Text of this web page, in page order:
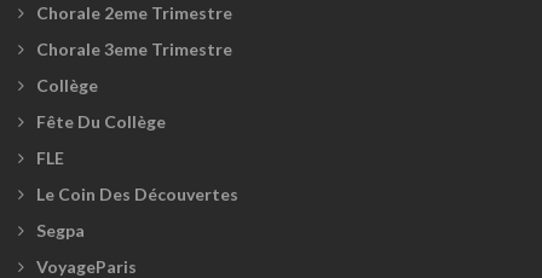
Chorale 2eme Trimestre
Chorale 3eme Trimestre
Collège
Fête Du Collège
FLE
Le Coin Des Découvertes
Segpa
VoyageParis